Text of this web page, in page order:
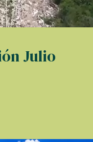
Julio